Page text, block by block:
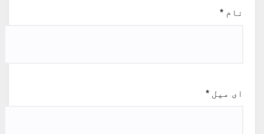
نام *
ای میل *